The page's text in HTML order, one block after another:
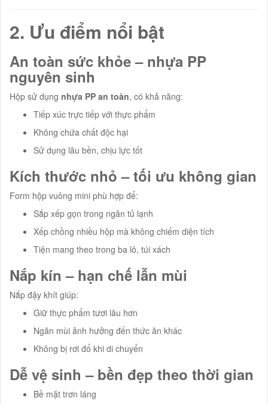
2. Ưu điểm nổi bật
An toàn sức khỏe – nhựa PP
nguyên sinh
Hộp sử dụng nhựa PP an toàn, có khả năng:
Tiếp xúc trực tiếp với thực phẩm
Không chứa chất độc hại
Sử dụng lâu bền, chịu lực tốt
Kích thước nhỏ – tối ưu không gian
Form hộp vuông mini phù hợp để:
Sắp xếp gọn trong ngăn tủ lạnh
Xếp chồng nhiều hộp mà không chiếm diện tích
Tiện mang theo trong ba lô, túi xách
Nắp kín – hạn chế lẫn mùi
Nắp đậy khít giúp:
Giữ thực phẩm tươi lâu hơn
Ngăn mùi ảnh hưởng đến thức ăn khác
Không bị rơi đổ khi di chuyển
Dễ vệ sinh – bền đẹp theo thời gian
Bề mặt trơn láng